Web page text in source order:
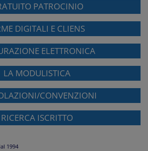
PATROCINIO
DIGITALI E CLIENS
ELETTRONICA
LA MODULISTICA
CONVENZIONI
RICERCA ISCRITTO
1994